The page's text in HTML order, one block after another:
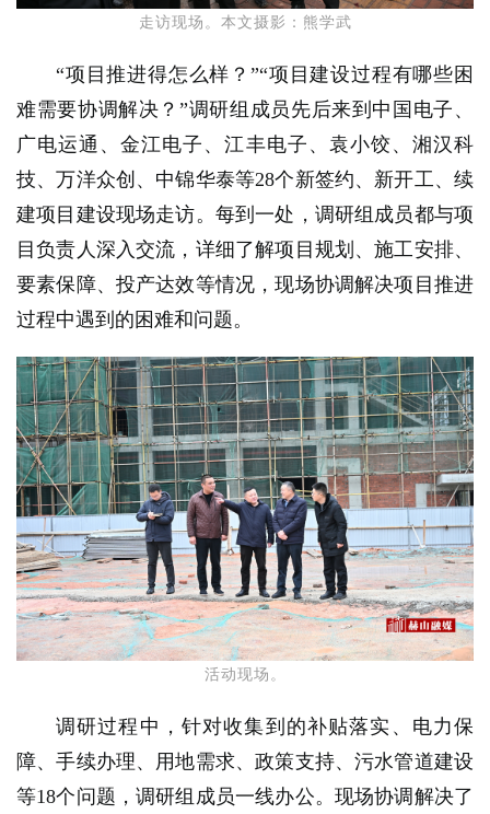
走访现场。本文摄影：熊学武
“项目推进得怎么样？”“项目建设过程有哪些困
难需要协调解决？”调研组成员先后来到中国电子、
广电运通、金江电子、江丰电子、袁小饺、湘汉科
技、万洋众创、中锦华泰等28个新签约、新开工、续
建项目建设现场走访。每到一处，调研组成员都与项
目负责人深入交流，详细了解项目规划、施工安排、
要素保障、投产达效等情况，现场协调解决项目推进
过程中遇到的困难和问题。
活动现场。
调研过程中，针对收集到的补贴落实、电力保
障、手续办理、用地需求、政策支持、污水管道建设
等18个问题，调研组成员一线办公。现场协调解决了